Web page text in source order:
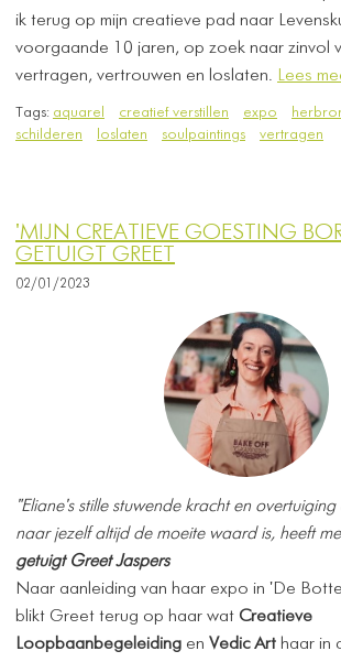
ik terug op mijn creatieve pad naar
voorgaande 10 jaren, op zoek naar zinvol
vertragen, vertrouwen en loslaten. Lees
Tags: aquarel creatief verstillen expo
schilderen
loslaten soulpaintings vertragen
'MIJN CREATIEVE GOESTING
GETUIGT GREET
02/01/2023
​"Eliane's stille stuwende kracht en
naar jezelf altijd de moeite waard is, heeft
getuigt Greet Jaspers
Naar aanleiding van haar expo in 'De
blikt Greet terug op haar wat Creatieve
Loopbaanbegeleiding en Vedic Art haar in